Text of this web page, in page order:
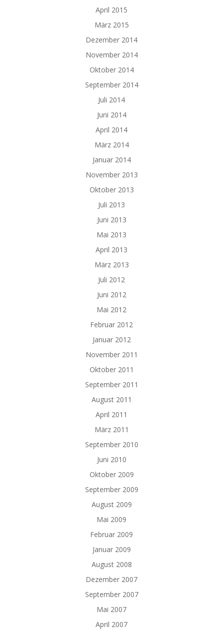
April 2015
März 2015
Dezember 2014
November 2014
Oktober 2014
September 2014
Juli 2014
Juni 2014
April 2014
März 2014
Januar 2014
November 2013
Oktober 2013
Juli 2013
Juni 2013
Mai 2013
April 2013
März 2013
Juli 2012
Juni 2012
Mai 2012
Februar 2012
Januar 2012
November 2011
Oktober 2011
September 2011
August 2011
April 2011
März 2011
September 2010
Juni 2010
Oktober 2009
September 2009
August 2009
Mai 2009
Februar 2009
Januar 2009
August 2008
Dezember 2007
September 2007
Mai 2007
April 2007